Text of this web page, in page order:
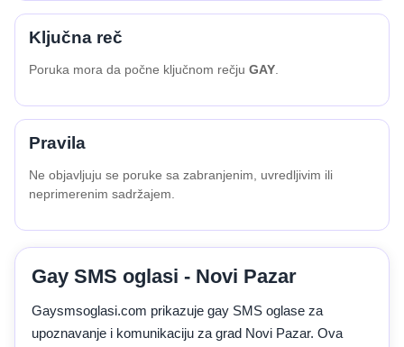
Ključna reč
Poruka mora da počne ključnom rečju GAY
Pravila
Ne objavljuju se poruke sa zabranjenim, uvredljivim ili
neprimerenim sadržajem.
Gay SMS oglasi - Novi Pazar
Gaysmsoglasi.com prikazuje gay SMS oglase za
upoznavanje i komunikaciju za grad Novi Pazar. Ova